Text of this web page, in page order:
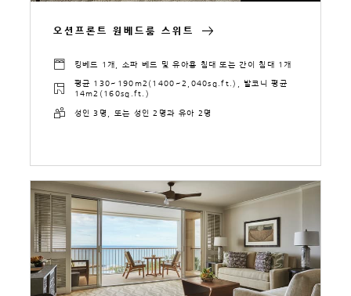
오션프론트 원베드룸 스위트
킹베드 1개, 소파 베드 및 유아용 침대 또는 간이 침대 1개
평균 130~190m2(1400~2,040sq.ft.), 발코니 평균
14m2(160sq.ft.)
성인 3명, 또는 성인 2명과 유아 2명